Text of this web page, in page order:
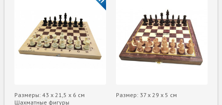
Размеры: 43 х 21,5 х 6 см
Шахматные фигуры
Размер: 37 х 29 х 5 см